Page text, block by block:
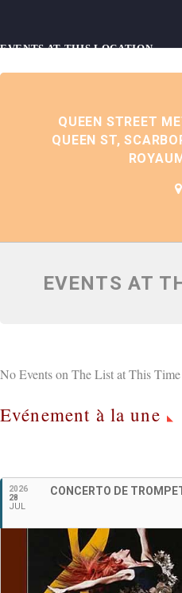
EVENTS AT THIS LOCATION
QUEEN STREET
QUEEN ST,
EVENTS AT
No Events on The List at This Time
Evénement à la une
2026
28
JUL
CONCERTO DE